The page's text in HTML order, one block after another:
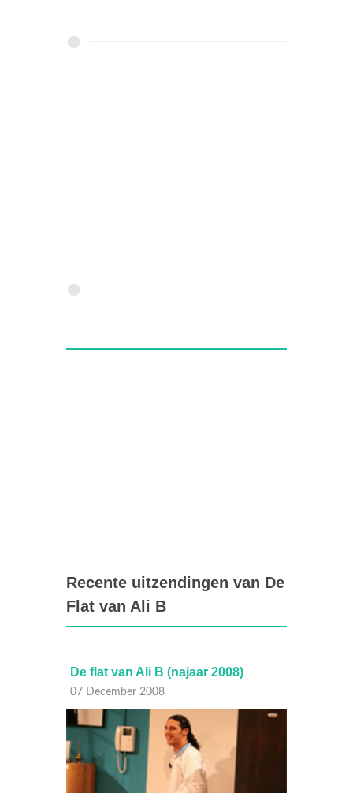
Recente uitzendingen van De
Flat van Ali B
De flat van Ali B (najaar 2008)
07 December 2008